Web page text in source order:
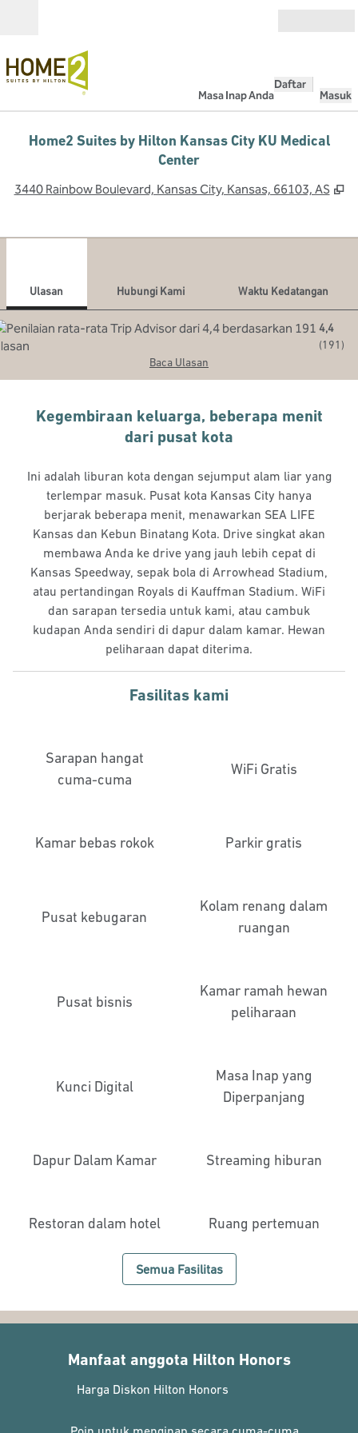
Masa Inap Anda
Daftar
Masuk
Home2 Suites by Hilton Kansas City KU Medical
Center
3440 Rainbow Boulevard, Kansas City, Kansas, 66103, AS ,
Ulasan Hubungi Kami
Waktu Kedatangan
4,4
(191)
Baca Ulasan
Kegembiraan keluarga, beberapa menit
dari pusat kota
Ini adalah liburan kota dengan sejumput alam liar yang
terlempar masuk. Pusat kota Kansas City hanya
berjarak beberapa menit, menawarkan SEA LIFE
Kansas dan Kebun Binatang Kota. Drive singkat akan
membawa Anda ke drive yang jauh lebih cepat di
Kansas Speedway, sepak bola di Arrowhead Stadium,
atau pertandingan Royals di Kauffman Stadium. WiFi
dan sarapan tersedia untuk kami, atau cambuk
kudapan Anda sendiri di dapur dalam kamar. Hewan
peliharaan dapat diterima.
Fasilitas kami
Sarapan hangat
cuma-cuma
WiFi Gratis
Kamar bebas rokok Parkir gratis
Pusat kebugaran
Kolam renang dalam
ruangan
Pusat bisnis
Kamar ramah hewan
peliharaan
Kunci Digital
Masa Inap yang
Diperpanjang
Dapur Dalam Kamar Streaming hiburan
Restoran dalam hotel Ruang pertemuan
Semua Fasilitas
Manfaat anggota Hilton Honors
Harga Diskon Hilton Honors